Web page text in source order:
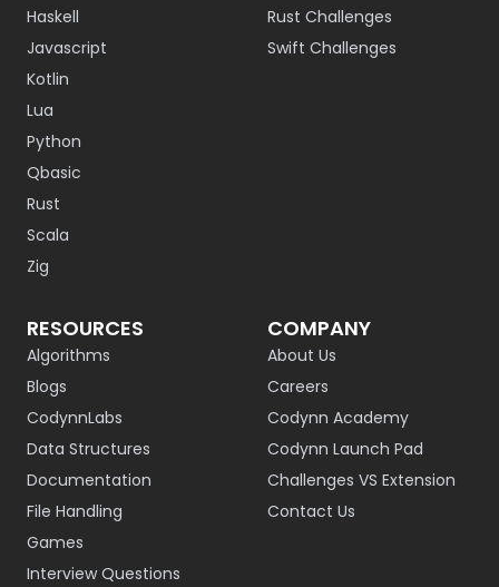
Haskell
Javascript
Kotlin
Lua
Python
Qbasic
Rust
Scala
Zig
Rust Challenges
Swift Challenges
RESOURCES
Algorithms
Blogs
CodynnLabs
Data Structures
Documentation
File Handling
Games
Interview Questions
COMPANY
About Us
Careers
Codynn Academy
Codynn Launch Pad
Challenges VS Extension
Contact Us